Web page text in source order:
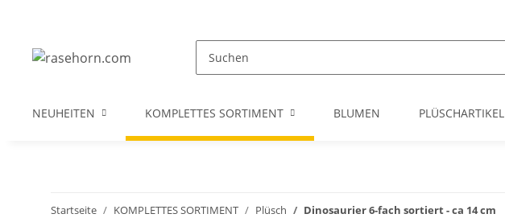
NEUHEITEN KOMPLETTES SORTIMENT BLUMEN PLÜSCHARTIKEL
Startseite KOMPLETTES SORTIMENT Plüsch Dinosaurier 6-fach sortiert - ca 14 cm